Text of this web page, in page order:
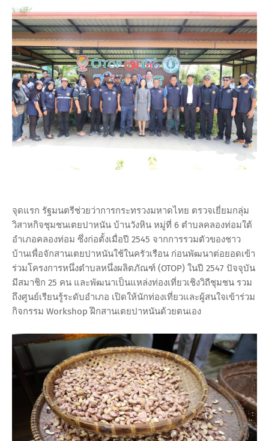
จุดแรก รัฐมนตรีช่วยว่าการกระทรวงมหาดไทย ตรวจเยี่ยมกลุ่ม
วิสาหกิจชุมชนเตยปาหนัน บ้านวังหิน หมู่ที่ 6 ตำบลคลองท่อมใต้
อำเภอคลองท่อม ซึ่งก่อตั้งเมื่อปี 2545 จากการรวมตัวของชาว
บ้านเพื่อจักสานเตยปาหนันใช้ในครัวเรือน ก่อนพัฒนาต่อยอดเข้า
ร่วมโครงการหนึ่งตำบลหนึ่งผลิตภัณฑ์ (OTOP) ในปี 2547 ปัจจุบัน
มีสมาชิก 25 คน และพัฒนาเป็นแหล่งท่องเที่ยวเชิงวิถีชุมชน รวม
ถึงศูนย์เรียนรู้ระดับอำเภอ เปิดให้นักท่องเที่ยวและผู้สนใจเข้าร่วม
กิจกรรม Workshop ฝึกสานเตยปาหนันด้วยตนเอง